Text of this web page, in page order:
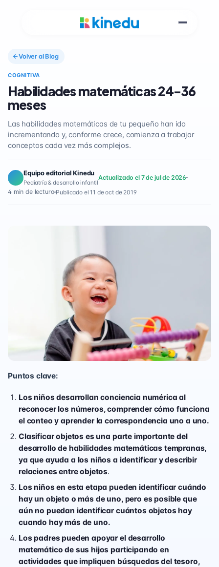
Volver al Blog
COGNITIVA
Habilidades matemáticas 24-36
meses
Las habilidades matemáticas de tu pequeño han ido
incrementando y, conforme crece, comienza a trabajar
conceptos cada vez más complejos.
Equipo editorial Kinedu
Pediatría & desarrollo infantil
Actualizado el 7 de jul de 2026
4 min de lectura Publicado el 11 de oct de 2019
Puntos clave:
Los niños desarrollan conciencia numérica al
reconocer los números, comprender cómo funciona
el conteo y aprender la correspondencia uno a uno.
Clasificar objetos es una parte importante del
desarrollo de habilidades matemáticas tempranas,
ya que ayuda a los niños a identificar y describir
relaciones entre objetos.
Los niños en esta etapa pueden identificar cuándo
hay un objeto o más de uno, pero es posible que
aún no puedan identificar cuántos objetos hay
cuando hay más de uno.
Los padres pueden apoyar el desarrollo
matemático de sus hijos participando en
actividades que impliquen búsquedas del tesoro,